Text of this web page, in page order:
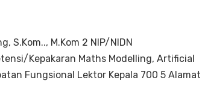
S.Kom.., M.Kom 2 NIP/NIDN
Kepakaran Maths Modelling, Artificial
Fungsional Lektor Kepala 700 5 Alamat